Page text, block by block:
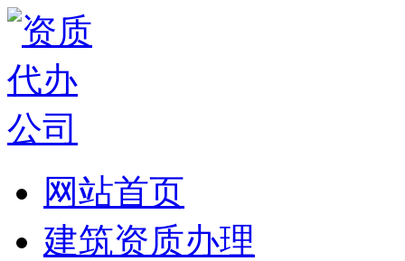
网站首页
建筑资质办理